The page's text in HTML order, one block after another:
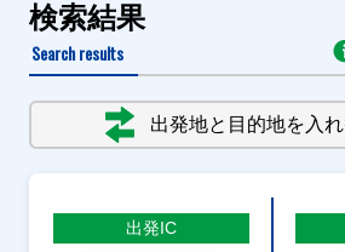
検索結果
Search results
出発地と目的地を入
出発IC